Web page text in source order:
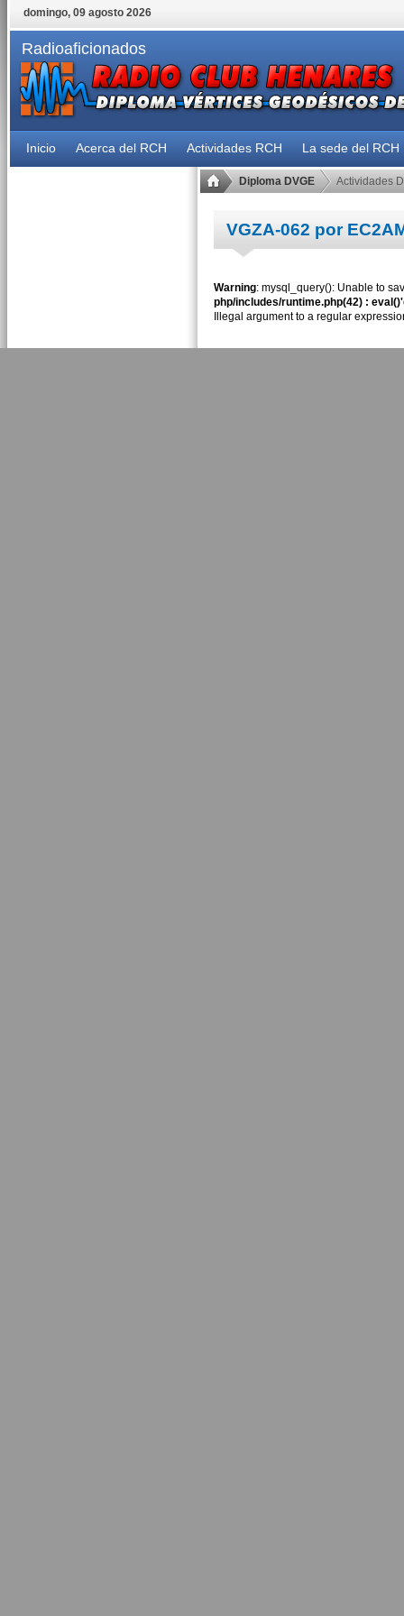
domingo, 09 agosto 2026
Radioaficionados
Inicio Acerca del RCH Actividades RCH La sede del RCH
Diploma DVGE Actividades
VGZA-062 por
Warning: mysql_query(): Unable to
php/includes/runtime.php(42) :
Illegal argument to a regular